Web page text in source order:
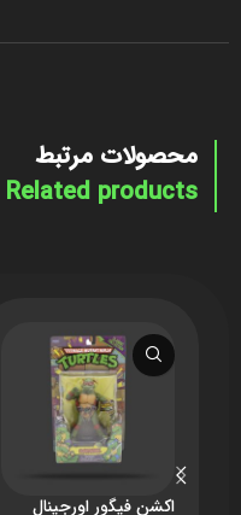
محصولات مرتبط
Related products
اکشن فیگور اورجینال